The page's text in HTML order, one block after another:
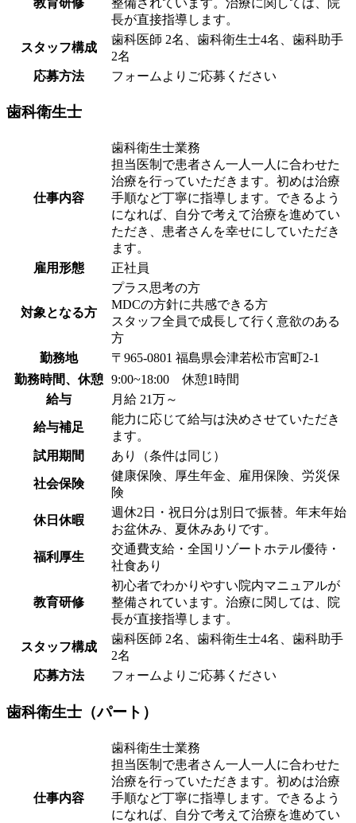
長が直接指導します。
スタッフ構成
歯科医師 2名、歯科衛生士4名、歯科助手
2名
応募方法
フォームよりご応募ください
歯科衛生士
仕事内容
歯科衛生士業務
担当医制で患者さん一人一人に合わせた
治療を行っていただきます。初めは治療
手順など丁寧に指導します。できるよう
になれば、自分で考えて治療を進めてい
ただき、患者さんを幸せにしていただき
ます。
雇用形態
正社員
対象となる方
プラス思考の方
MDCの方針に共感できる方
スタッフ全員で成長して行く意欲のある
方
勤務地
〒965-0801 福島県会津若松市宮町2-1
勤務時間、休憩
9:00~18:00 休憩1時間
給与
月給 21万～
給与補足
能力に応じて給与は決めさせていただき
ます。
試用期間
あり（条件は同じ）
社会保険
健康保険、厚生年金、雇用保険、労災保
険
休日休暇
週休2日・祝日分は別日で振替。年末年始
お盆休み、夏休みありです。
福利厚生
交通費支給・全国リゾートホテル優待・
社食あり
教育研修
初心者でわかりやすい院内マニュアルが
整備されています。治療に関しては、院
長が直接指導します。
スタッフ構成
歯科医師 2名、歯科衛生士4名、歯科助手
2名
応募方法
フォームよりご応募ください
歯科衛生士（パート）
仕事内容
歯科衛生士業務
担当医制で患者さん一人一人に合わせた
治療を行っていただきます。初めは治療
手順など丁寧に指導します。できるよう
になれば、自分で考えて治療を進めてい